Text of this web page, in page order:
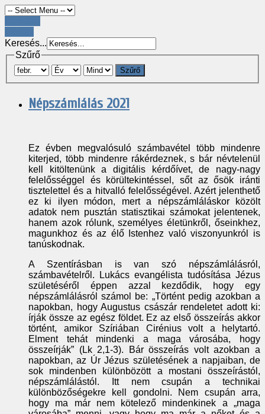
Keresés...
Szűrő
Szűrő
Népszámlálás 2021
Ez évben megvalósuló számbavétel több mindenre
kiterjed, több mindenre rákérdeznek, s bár névtelenül
kell kitöltenünk a digitális kérdőívet, de nagy-nagy
felelősséggel és körültekintéssel, sőt az ősök iránti
tisztelettel és a hitvalló felelősségével. Azért jelenthető
ez ki ilyen módon, mert a népszámláláskor közölt
adatok nem pusztán statisztikai számokat jelentenek,
hanem azok rólunk, személyes életünkről, őseinkhez,
magunkhoz és az élő Istenhez való viszonyunkról is
tanúskodnak.
A Szentírásban is van szó népszámlálásról,
számbavételről. Lukács evangélista tudósítása Jézus
születéséről éppen azzal kezdődik, hogy egy
népszámlálásról számol be: „Történt pedig azokban a
napokban, hogy Augustus császár rendeletet adott ki:
írják össze az egész földet. Ez az első összeírás akkor
történt, amikor Szíriában Cirénius volt a helytartó.
Elment tehát mindenki a maga városába, hogy
összeírják” (Lk 2,1-3). Bár összeírás volt azokban a
napokban, az Úr Jézus születésének a napjaiban, de
sok mindenben különbözött a mostani összeírástól,
népszámlálástól. Itt nem csupán a technikai
különbözőségekre kell gondolni. Nem csupán arra,
hogy ma már nem kötelező mindenkinek a „maga